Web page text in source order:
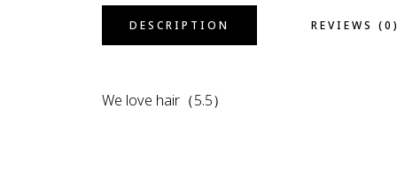
DESCRIPTION REVIEWS
We love hair（5.5）